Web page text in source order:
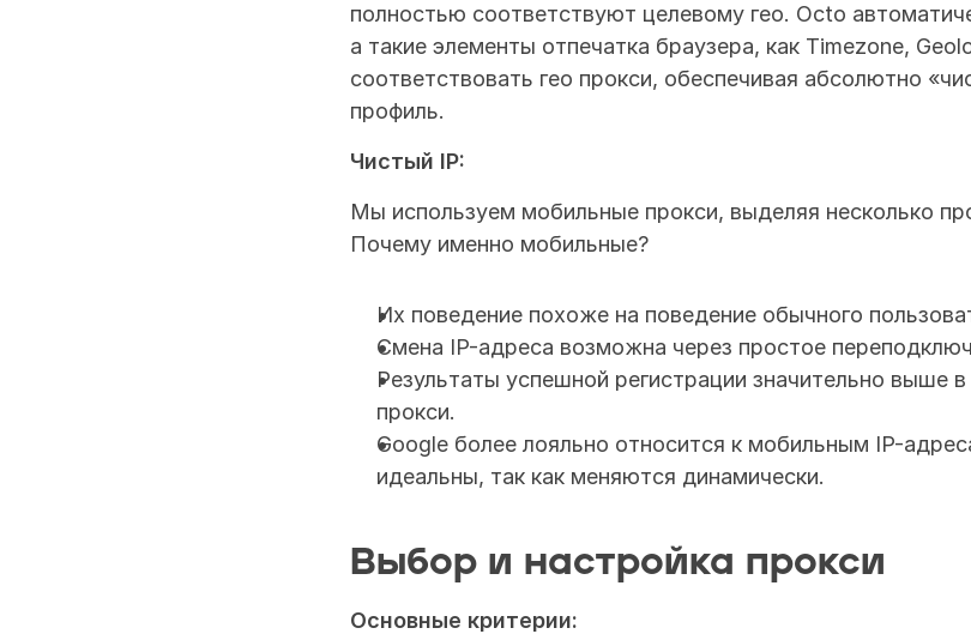
полностью соответствуют целевому гео. Octo
а такие элементы отпечатка браузера, как Timezone,
соответствовать гео прокси, обеспечивая абсолютно
профиль.
Чистый IP:
Мы используем мобильные прокси, выделяя несколько
Почему именно мобильные?
Их поведение похоже на поведение обычного
Смена IP-адреса возможна через простое
Результаты успешной регистрации значительно выше
прокси.
Google более лояльно относится к мобильным IP-
идеальны, так как меняются динамически.
Выбор и настройка прокси
Основные критерии: